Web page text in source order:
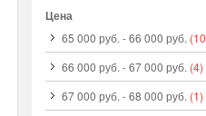
Цена
65 000 руб. -66 000 руб.
66 000 руб. -67 000 руб. (4)
67 000 руб. -68 000 руб. (1)